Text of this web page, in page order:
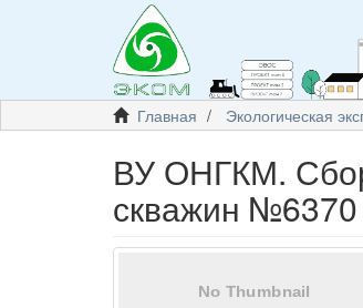
Главная Экологическая
ВУ ОНГКМ.
скважин №6370